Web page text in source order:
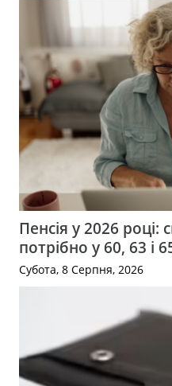
Пенсія у 2026 році:
потрібно у 60, 63 і
Субота, 8 Серпня, 2026